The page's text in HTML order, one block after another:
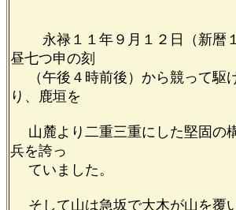
永禄１１年９月１２日（新暦１
昼七つ申の刻
（午後４時前後）から競って駆
り、鹿垣を
山麓より二重三重にした堅固の
兵を誇っ
ていました。
そして山は急坂で大木が山を覆